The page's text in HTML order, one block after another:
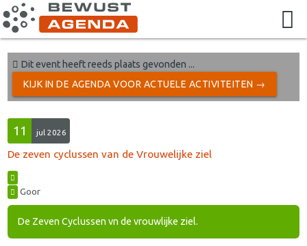
Dit event heeft reeds plaats gevonden ...
KIJK IN DE AGENDA VOOR ACTUELE ACTIVITEITEN →
11 jul 2026
De zeven cyclussen van de Vrouwelijke ziel
Goor
De Zeven Cyclussen vn de vrouwlijke ziel.